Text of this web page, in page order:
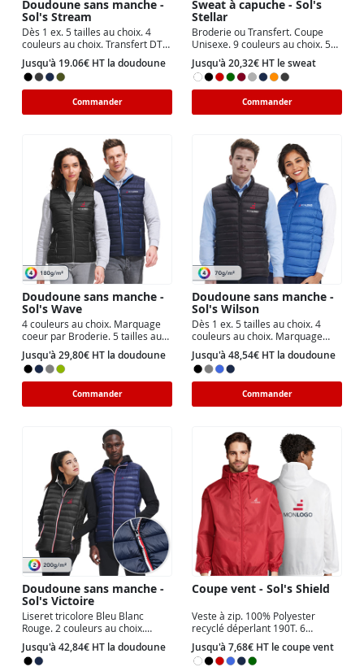
Doudoune sans manche -
Sol's Stream
Dès 1 ex. 5 tailles au choix. 4
couleurs au choix. Transfert DTF
ou Broderie au choix.
Jusqu'à 19.06€ HT la doudoune
Commander
Sweat à capuche - Sol's
Stellar
Broderie ou Transfert. Coupe
Unisexe. 9 couleurs au choix. 5
zones de marquage possible.
Jusqu'à 20,32€ HT le sweat
Commander
Doudoune sans manche -
Sol's Wave
4 couleurs au choix. Marquage
coeur par Broderie. 5 tailles au
choix.
Jusqu'à 29,80€ HT la doudoune
Commander
Doudoune sans manche -
Sol's Wilson
Dès 1 ex. 5 tailles au choix. 4
couleurs au choix. Marquage
coeur par Broderie.
Jusqu'à 48,54€ HT la doudoune
Commander
Doudoune sans manche -
Sol's Victoire
Liseret tricolore Bleu Blanc
Rouge. 2 couleurs au choix.
Marquage Transfert ou Broderie.
5 tailles.
Jusqu'à 42,84€ HT la doudoune
Coupe vent - Sol's Shield
Veste à zip. 100% Polyester
recyclé déperlant 190T. 6
couleurs au choix.
Jusqu'à 7,68€ HT le coupe vent